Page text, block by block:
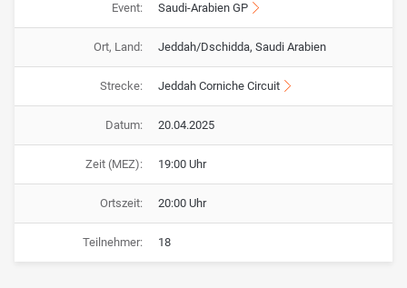
Event: Saudi-Arabien GP
Ort, Land: Jeddah/Dschidda, Saudi Arabien
Strecke: Jeddah Corniche Circuit
Datum: 20.04.2025
Zeit (MEZ): 19:00 Uhr
Ortszeit: 20:00 Uhr
Teilnehmer: 18